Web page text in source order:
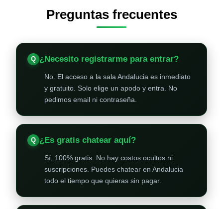
Preguntas frecuentes
¿Necesito registrarme para entrar?
No. El acceso a la sala Andalucia es inmediato
y gratuito. Solo elige un apodo y entra. No
pedimos email ni contraseña.
¿Es gratis chatear aquí?
Sí, 100% gratis. No hay costos ocultos ni
suscripciones. Puedes chatear en Andalucia
todo el tiempo que quieras sin pagar.